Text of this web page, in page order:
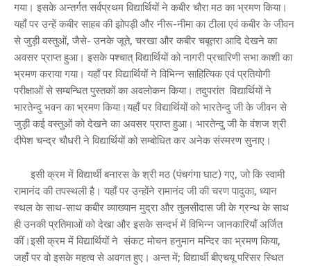
गया। इसके अन्तर्गत सर्वप्रथम विद्यार्थियों ने कबीर चौरा मठ का भ्रमण किया।
यहाँ पर उन्हें कबीर साहब की झोपड़ी और नीरू-नीमा का टीला एवं कबीर के जीवन
से जुड़ी वस्तुओं, जैसे- उनके जूते, चरखा और कबीर चबूतरा आदि देखने का
अवसर प्राप्त हुआ। इसके पश्चात् विद्यार्थियों को नागरी प्रचारिणी सभा काशी का
भ्रमण कराया गया। यहाँ पर विद्यार्थियों ने विभिन्न साहित्यिक एवं प्रतियोगी
परीक्षाओं से सम्बन्धित पुस्तकों का अवलोकन किया। तदुपरांत विद्यार्थियों ने
भारतेन्दु भवन का भ्रमण किया।यहाँ पर विद्यार्थियों को भारतेन्दु जी के जीवन से
जुड़ी कई वस्तुओं को देखने का अवसर प्राप्त हुआ। भारतेन्दु जी के वंशज श्री
दीपेश चन्द्र चौधरी ने विद्यार्थियों को सम्बोधित कर अनेक संस्मरण सुनाए।
इसी क्रम में विद्यार्थी बनारस के श्री मठ (पंचगंगा घाट) गए, जो कि स्वामी
रामानंद की तपस्थली है। यहाँ पर उन्होंने रामानंद जी की चरण पादुका, ध्यान
स्थल के साथ-साथ कबीर व्याख्यान मुद्रा और तुलसीदास जी के ग्रन्थ के साथ
ही उनकी प्रतिमाओं को देखा और इसके सन्दर्भ में विभिन्न जानकारियाँ अर्जित
कीं।इसी क्रम में विद्यार्थियों ने संकट मोचन हनुमान मन्दिर का भ्रमण किया,
जहांँ पर वो इसके महत्व से अवगत हुए। अन्त में; विद्यार्थी बीएचयू परिसर स्थित